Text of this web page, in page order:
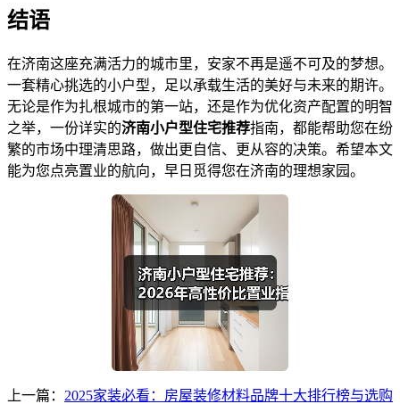
结语
在济南这座充满活力的城市里，安家不再是遥不可及的梦想。
一套精心挑选的小户型，足以承载生活的美好与未来的期许。
无论是作为扎根城市的第一站，还是作为优化资产配置的明智
之举，一份详实的济南小户型住宅推荐指南，都能帮助您在纷
繁的市场中理清思路，做出更自信、更从容的决策。希望本文
能为您点亮置业的航向，早日觅得您在济南的理想家园。
上一篇： 2025家装必看：房屋装修材料品牌十大排行榜与选购